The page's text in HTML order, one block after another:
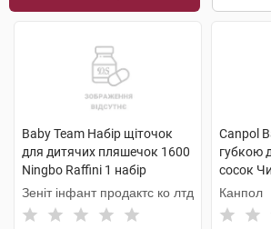
Baby Team Набір щіточок
для дитячих пляшечок 1600
Ningbo Raffini 1 набір
Зеніт інфант продактс ко лтд
Canpol
губкою
сосок
Канпол